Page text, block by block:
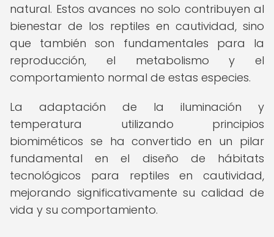
natural. Estos avances no solo contribuyen al
bienestar de los reptiles en cautividad, sino
que también son fundamentales para la
reproducción, el metabolismo y el
comportamiento normal de estas especies.
La adaptación de la iluminación y
temperatura utilizando principios
biomiméticos se ha convertido en un pilar
fundamental en el diseño de hábitats
tecnológicos para reptiles en cautividad,
mejorando significativamente su calidad de
vida y su comportamiento.